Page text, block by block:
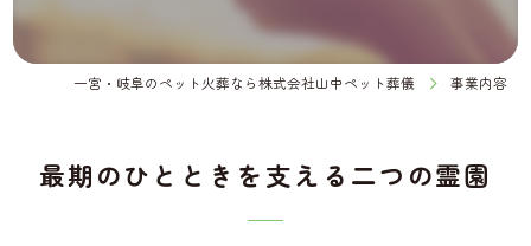
一宮・岐阜のペット火葬なら株式会社山中ペット葬儀 事業内容
最期のひとときを支える二つの霊園